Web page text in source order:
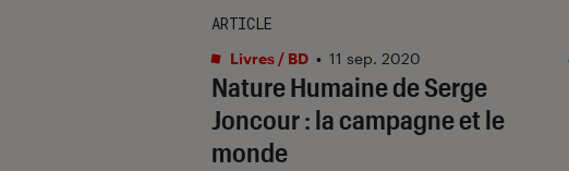
Nature Humaine de Serge
Joncour : la campagne et le
monde
ARTICLE
Livres / BD • 11 sep. 2020